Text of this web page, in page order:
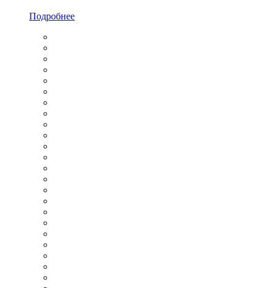
Подробнее